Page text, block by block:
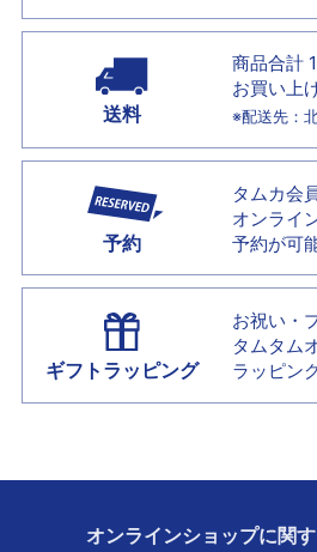
送料
商品合計
お買い上
※配送先：
予約
タムカ会
オンライ
予約が可
ギフトラッピング
お祝い・
タムタム
ラッピン
オンラインショップに関